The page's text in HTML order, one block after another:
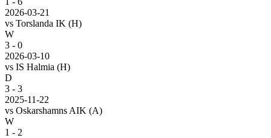
2026-03-21
vs Torslanda IK (H)
W
3 - 0
2026-03-10
vs IS Halmia (H)
D
3 - 3
2025-11-22
vs Oskarshamns AIK (A)
W
1 - 2